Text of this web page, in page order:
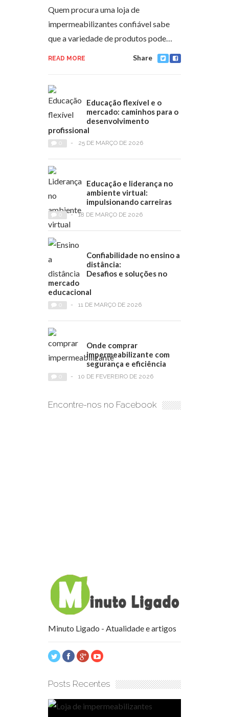
Quem procura uma loja de
impermeabilizantes confiável sabe
que a variedade de produtos pode…
READ MORE Share
Educação flexível e o
mercado: caminhos para o
desenvolvimento
profissional
- 25 DE MARÇO DE 2026
Educação e liderança no
ambiente virtual:
impulsionando carreiras
- 18 DE MARÇO DE 2026
Confiabilidade no ensino a
distância:
Desafios e soluções no
mercado
educacional
- 11 DE MARÇO DE 2026
Onde comprar
impermeabilizante com
segurança e eficiência
- 10 DE FEVEREIRO DE 2026
Encontre-nos no Facebook
Minuto Ligado - Atualidade e artigos
Posts Recentes